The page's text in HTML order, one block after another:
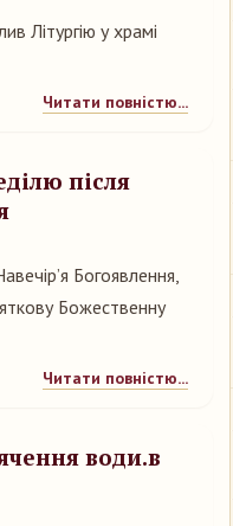
Літургію у храмі
Читати повністю...
після
Богоявлення,
Божественну
Читати повністю...
води.в